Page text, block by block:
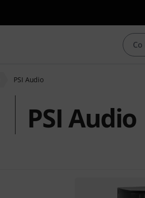
PSI Audio
PSI Audio